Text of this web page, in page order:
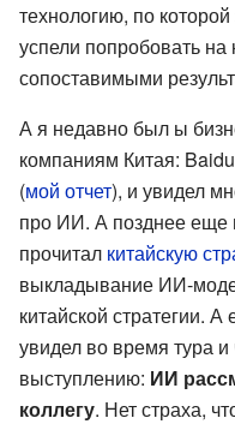
технологию, по
успели попробовать
сопоставимыми
А я недавно был ы
компаниям Китая:
(мой отчет), и увидел
про ИИ. А позднее еще
прочитал китайскую
выкладывание ИИ-
китайской стратегии.
увидел во время тура
выступлению: ИИ
коллегу. Нет страха,